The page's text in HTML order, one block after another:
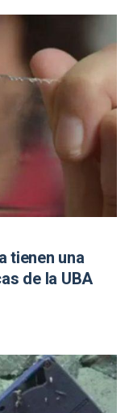
tienen una
de la UBA